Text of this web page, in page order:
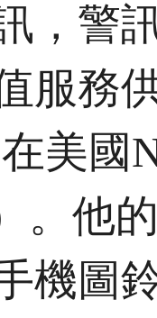
，警
服務
美國
。他
機圖